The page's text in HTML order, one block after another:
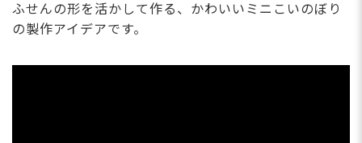
ふせんの形を活かして作る、かわいいミニこいのぼり
の製作アイデアです。